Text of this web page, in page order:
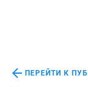
ПЕРЕЙТИ К